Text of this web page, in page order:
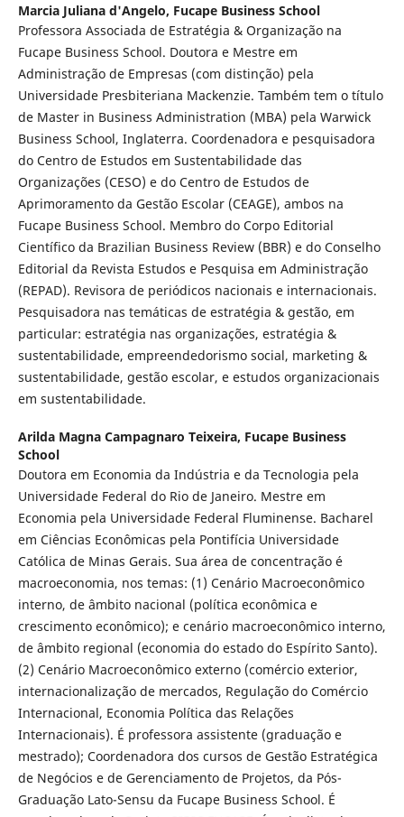
Marcia Juliana d'Angelo, Fucape Business School
Professora Associada de Estratégia & Organização na
Fucape Business School. Doutora e Mestre em
Administração de Empresas (com distinção) pela
Universidade Presbiteriana Mackenzie. Também tem o título
de Master in Business Administration (MBA) pela Warwick
Business School, Inglaterra. Coordenadora e pesquisadora
do Centro de Estudos em Sustentabilidade das
Organizações (CESO) e do Centro de Estudos de
Aprimoramento da Gestão Escolar (CEAGE), ambos na
Fucape Business School. Membro do Corpo Editorial
Científico da Brazilian Business Review (BBR) e do Conselho
Editorial da Revista Estudos e Pesquisa em Administração
(REPAD). Revisora de periódicos nacionais e internacionais.
Pesquisadora nas temáticas de estratégia & gestão, em
particular: estratégia nas organizações, estratégia &
sustentabilidade, empreendedorismo social, marketing &
sustentabilidade, gestão escolar, e estudos organizacionais
em sustentabilidade.
Arilda Magna Campagnaro Teixeira, Fucape Business
School
Doutora em Economia da Indústria e da Tecnologia pela
Universidade Federal do Rio de Janeiro. Mestre em
Economia pela Universidade Federal Fluminense. Bacharel
em Ciências Econômicas pela Pontifícia Universidade
Católica de Minas Gerais. Sua área de concentração é
macroeconomia, nos temas: (1) Cenário Macroeconômico
interno, de âmbito nacional (política econômica e
crescimento econômico); e cenário macroeconômico interno,
de âmbito regional (economia do estado do Espírito Santo).
(2) Cenário Macroeconômico externo (comércio exterior,
internacionalização de mercados, Regulação do Comércio
Internacional, Economia Política das Relações
Internacionais). É professora assistente (graduação e
mestrado); Coordenadora dos cursos de Gestão Estratégica
de Negócios e de Gerenciamento de Projetos, da Pós-
Graduação Lato-Sensu da Fucape Business School. É